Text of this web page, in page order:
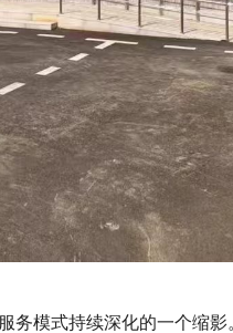
务模式持续深化的一个缩